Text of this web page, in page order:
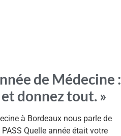
de Médecine :
donnez tout. »
à Bordeaux nous parle de
Quelle année était votre